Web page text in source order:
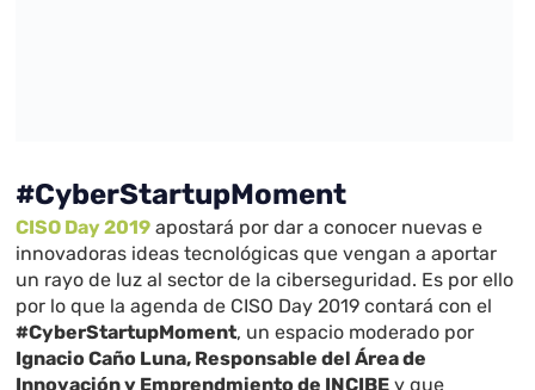
#CyberStartupMoment
CISO Day 2019 apostará por dar a conocer nuevas e
innovadoras ideas tecnológicas que vengan a aportar
un rayo de luz al sector de la ciberseguridad. Es por ello
por lo que la agenda de CISO Day 2019 contará con el
#CyberStartupMoment, un espacio moderado por
Ignacio Caño Luna, Responsable del Área de
Innovación y Emprendmiento de INCIBE y que